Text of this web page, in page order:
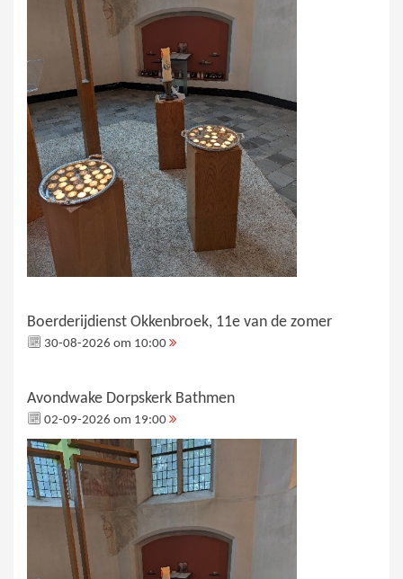
Boerderijdienst Okkenbroek, 11e van de zomer
30-08-2026 om 10:00
Avondwake Dorpskerk Bathmen
02-09-2026 om 19:00